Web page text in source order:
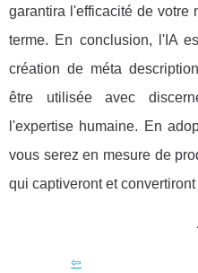
garantira l'efficacité de votre
terme. En conclusion, l'IA
création de méta
être utilisée avec
l'expertise humaine. En
vous serez en mesure de
qui captiveront et